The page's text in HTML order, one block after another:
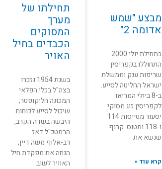
מבצע "שמש
אדומה 2"
בתחילת יולי 2000
התחוללו בקפריסין
שריפות ענק וממשלת
ישראל החליטה לסייע.
ב-8 ביולי המריאו
לקפריסין זוג מסוקי
יסעור מטייסות 114
ו-118 ומטוס קרנף
שנשא את
קרא עוד »
תחילתו של
מערך
המסוקים
הכבדים בחיל
האויר
בשנת 1954 נזכרו
בצה"ל בכלי הפלאי
המכונה הליקופטר,
שיכול לסייﬠ לכוחות
היבשה בשדה הקרב,
הרמטכ"ל דאז
רב-אלוף משה דיין,
הנחה את מפקדת חיל
האוויר לשוב